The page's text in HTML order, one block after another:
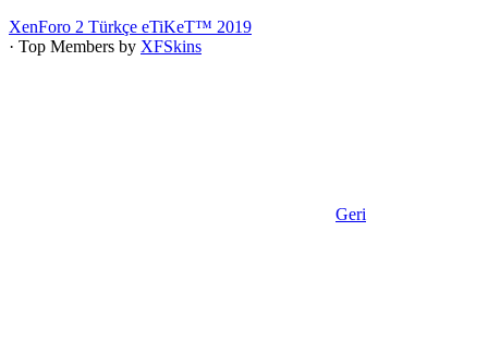
XenForo 2 Türkçe eTiKeT™ 2019
· Top Members by XFSkins
Geri